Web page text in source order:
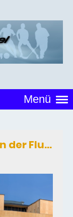
Menü
Einblick hinter die Kulissen der Flughafen-Feuerwehr